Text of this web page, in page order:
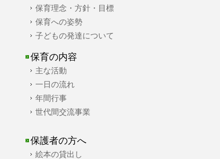
保育理念・方針・目標
保育への姿勢
子どもの発達について
保育の内容
主な活動
一日の流れ
年間行事
世代間交流事業
保護者の方へ
絵本の貸出し